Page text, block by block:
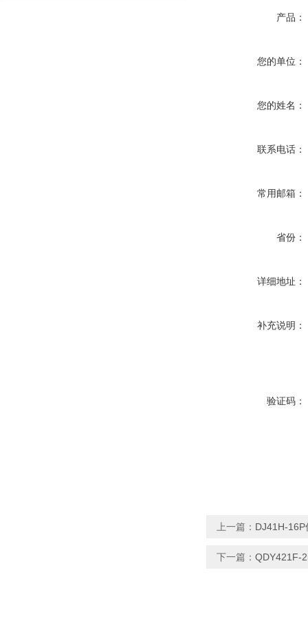
产品：
您的单位：
您的姓名：
联系电话：
常用邮箱：
省份：
详细地址：
补充说明：
验证码：
上一篇： DJ41H-
下一篇： QDY421F-